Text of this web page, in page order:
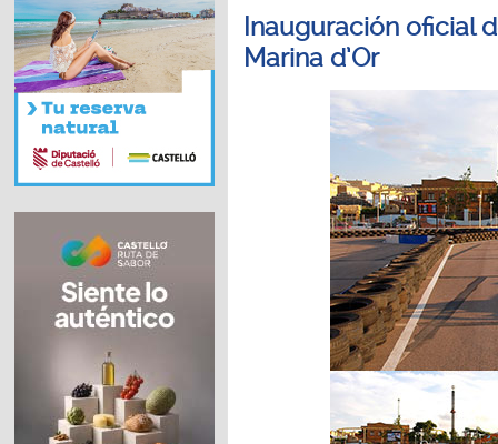
Inauguración oficial
Marina d’Or